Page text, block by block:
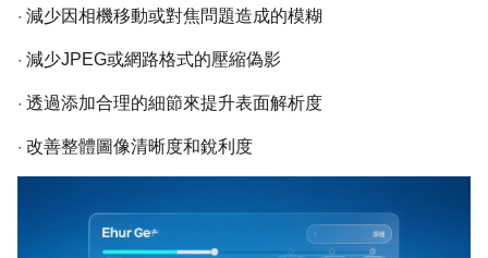
· 減少因相機移動或對焦問題造成的模糊
· 減少JPEG或網路格式的壓縮偽影
· 透過添加合理的細節來提升表面解析度
· 改善整體圖像清晰度和銳利度